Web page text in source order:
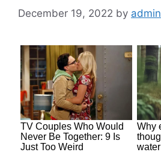
December 19, 2022 by admin